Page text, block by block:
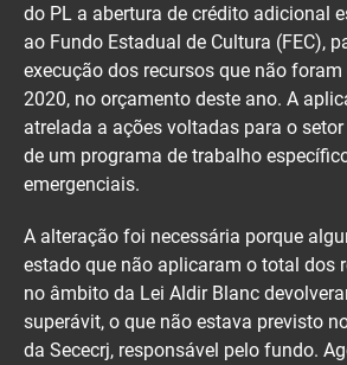
do PL a abertura de crédito adicional
ao Fundo Estadual de Cultura (FEC),
execução dos recursos que não
2020, no orçamento deste ano. A
atrelada a ações voltadas para o
de um programa de trabalho
emergenciais.
A alteração foi necessária porque
estado que não aplicaram o total dos
no âmbito da Lei Aldir Blanc
superávit, o que não estava previsto
da Sececrj, responsável pelo fundo.